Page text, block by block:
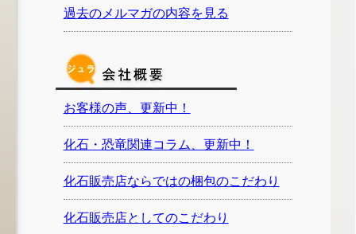
過去のメルマガの内容を見る
お客様の声、更新中！
化石・恐竜関連コラム、更新中！
化石販売店ならではの梱包のこだわり
化石販売店としてのこだわり